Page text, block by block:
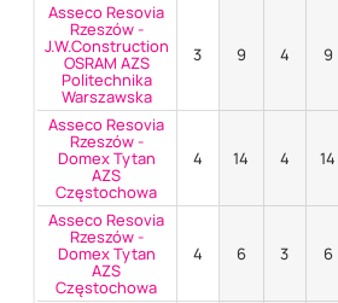
Asseco Resovia
Rzeszów -
J.W.Construction
OSRAM AZS
Politechnika
Warszawska
3 9 4 9
Asseco Resovia
Rzeszów -
Domex Tytan
AZS
Częstochowa
4 14 4 14
Asseco Resovia
Rzeszów -
Domex Tytan
AZS
Częstochowa
4 6 3 6